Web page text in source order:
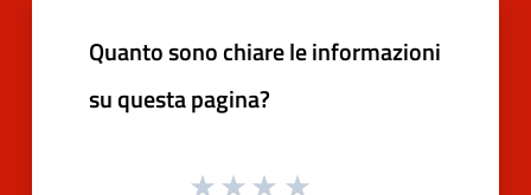
Quanto sono chiare le informazioni
su questa pagina?